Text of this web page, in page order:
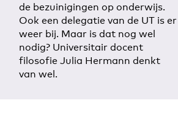
de bezuinigingen op onderwijs.
Ook een delegatie van de UT is er
weer bij. Maar is dat nog wel
nodig? Universitair docent
filosofie Julia Hermann denkt
van wel.